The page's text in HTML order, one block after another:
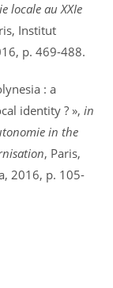
locale au XXIe
Institut
p. 469-488.
: a
identity ? », in
in the
, Paris,
2016, p. 105-